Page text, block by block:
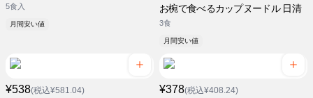
5食入
月間安い値
お椀で食べるカップヌードル 日清
3食
月間安い値
¥538(税込¥581.04) ¥378(税込¥408.24)